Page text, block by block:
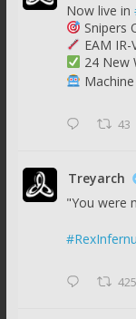
Now live in
Snipers
EAM
24 New
43
Treyarch
"You were
425